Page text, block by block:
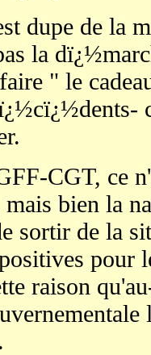
dupe de la
la
" le
CGT, ce
bien la
sortir de la
pour
raison